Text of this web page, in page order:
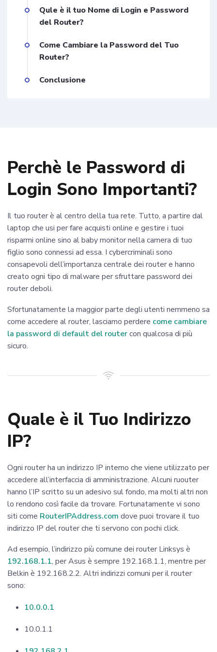
Qule è il tuo Nome di Login e Password
del Router?
Come Cambiare la Password del Tuo
Router?
Conclusione
Perchè le Password di
Login Sono Importanti?
Il tuo router è al centro della tua rete. Tutto, a partire dal
laptop che usi per fare acquisti online e gestire i tuoi
risparmi online sino al baby monitor nella camera di tuo
figlio sono connessi ad essa. I cybercriminali sono
consapevoli dell’importanza centrale dei router e hanno
creato ogni tipo di malware per sfruttare password dei
router deboli.
Sfortunatamente la maggior parte degli utenti nemmeno sa
come accedere al router, lasciamo perdere come cambiare
la password di default del routercon qualcosa di più
sicuro.
Quale è il Tuo Indirizzo
IP?
Ogni router ha un indirizzo IP interno che viene utilizzato per
accedere all’interfaccia di amministrazione. Alcuni ruouter
hanno l’IP scritto su un adesivo sul fondo, ma molti altri non
lo rendono così facile da trovare. Fortunatamente vi sono
siti come RouterIPAddress.com dove puoi trovare il tuo
indirizzo IP del router che ti servono con pochi click.
Ad esempio, l’indirizzo più comune dei router Linksys è
192.168.1.1, per Asus è sempre 192.168.1.1, mentre per
Belkin è 192.168.2.2. Altri indirizzi comuni per il router
sono:
10.0.0.1
10.0.1.1